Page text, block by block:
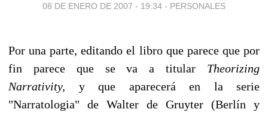
08 DE ENERO DE 2007 - 19:34 - PERSONALES
Por una parte, editando el libro que parece que por
fin parece que se va a titular Theorizing
Narrativity, y que aparecerá en la serie
"Narratologia" de Walter de Gruyter (Berlín y